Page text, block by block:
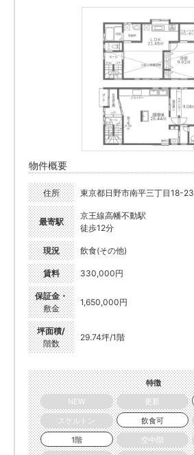
物件概要
住所 東京都日野市南平三丁目18-23
最寄駅
京王線高幡不動駅
徒歩12分
現況 飲食(その他)
賃料 330,000円
保証金・
敷金
1,650,000円
坪面積/
階数
29.74坪/1階
特徴
NEW
更新
スケルトン
飲食可
1階
空中階